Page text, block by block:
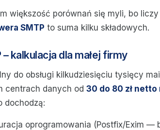
większość porównań się myli, bo
SMTP to suma kilku składowych.
kalkulacja dla małej firmy
do obsługi kilkudziesięciu tysięcy
centrach danych od 30 do 80 zł
dochodzą:
oprogramowania (Postfix/Exim —